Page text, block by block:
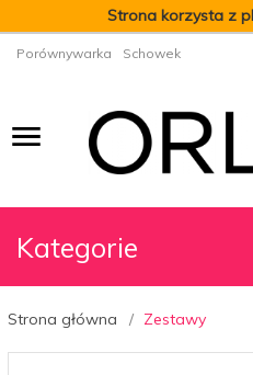
Strona korzysta z
Porównywarka Schowek
Kategorie
Strona główna Zestawy